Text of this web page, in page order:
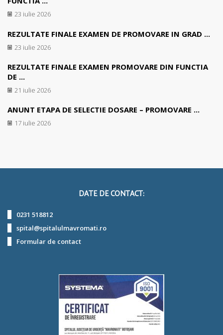
23 iulie 2026
REZULTATE FINALE EXAMEN DE PROMOVARE IN GRAD ...
23 iulie 2026
REZULTATE FINALE EXAMEN PROMOVARE DIN FUNCTIA
DE ...
21 iulie 2026
ANUNT ETAPA DE SELECTIE DOSARE – PROMOVARE ...
17 iulie 2026
DATE DE CONTACT:
0231 518812
spital@spitalulmavromati.ro
Formular de contact